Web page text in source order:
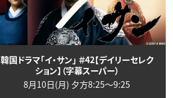
韓国ドラマ「イ・サン」 ＃42【デイリーセレク
ション】（字幕スーパー）
8月10日(月) 夕方8:25〜9:25